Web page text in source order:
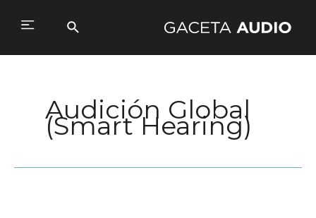
Buscar
Audición Global
(Smart Hearing)